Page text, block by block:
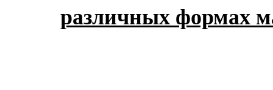
различных формах